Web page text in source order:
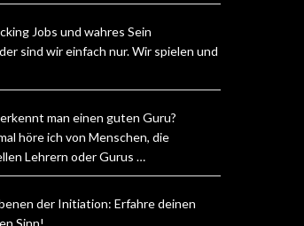
Jobs und wahres Sein
sind wir einfach nur. Wir spielen und
man einen guten Guru?
höre ich von Menschen, die
Lehrern oder Gurus …
der Initiation: Erfahre deinen
Sinn!